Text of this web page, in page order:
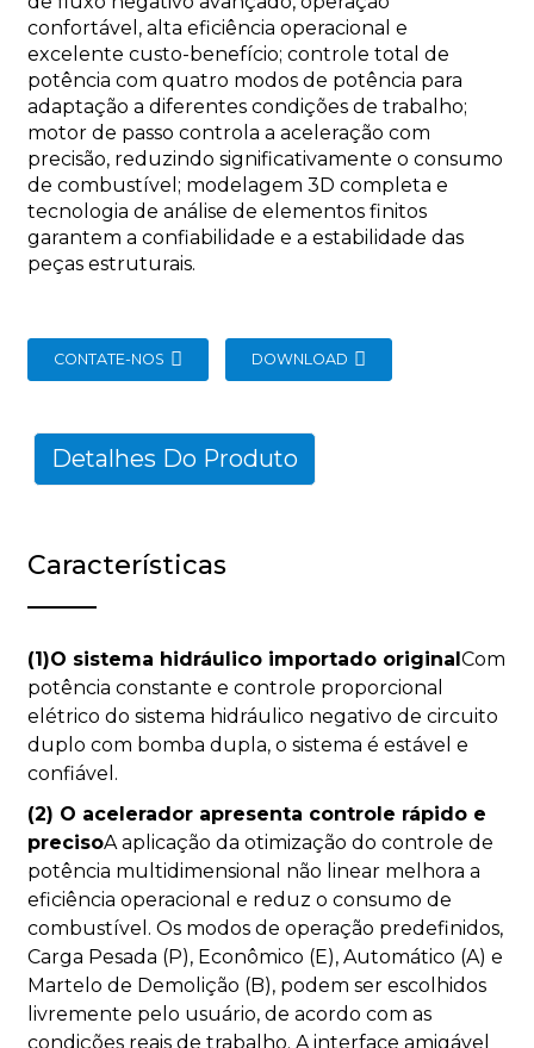
confortável, alta eficiência operacional e
excelente custo-benefício; controle total de
potência com quatro modos de potência para
adaptação a diferentes condições de trabalho;
motor de passo controla a aceleração com
precisão, reduzindo significativamente o consumo
de combustível; modelagem 3D completa e
tecnologia de análise de elementos finitos
garantem a confiabilidade e a estabilidade das
peças estruturais.
CONTATE-NOS DOWNLOAD
Detalhes Do Produto
Características
(1)O sistema hidráulico importado originalCom
potência constante e controle proporcional
elétrico do sistema hidráulico negativo de circuito
duplo com bomba dupla, o sistema é estável e
confiável.
(2) O acelerador apresenta controle rápido e
precisoA aplicação da otimização do controle de
potência multidimensional não linear melhora a
eficiência operacional e reduz o consumo de
combustível. Os modos de operação predefinidos,
Carga Pesada (P), Econômico (E), Automático (A) e
Martelo de Demolição (B), podem ser escolhidos
livremente pelo usuário, de acordo com as
condições reais de trabalho. A interface amigável